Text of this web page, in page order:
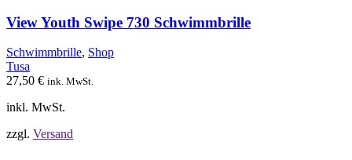
auf.
Die
Optionen
können
View Youth Swipe 730 Schwimmbrille
Schwimmbrille, Shop
Tusa
27,50 € ink. MwSt.
inkl. MwSt.
zzgl. Versand